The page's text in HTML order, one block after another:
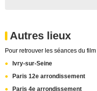
Autres lieux
Pour retrouver les séances du film
Ivry-sur-Seine
Paris 12e arrondissement
Paris 4e arrondissement